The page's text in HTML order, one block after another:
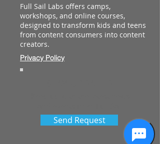
Full Sail Labs offers camps,
workshops, and online courses,
designed to transform kids and teens
from content consumers into content
creators.
Privacy Policy
Send Request